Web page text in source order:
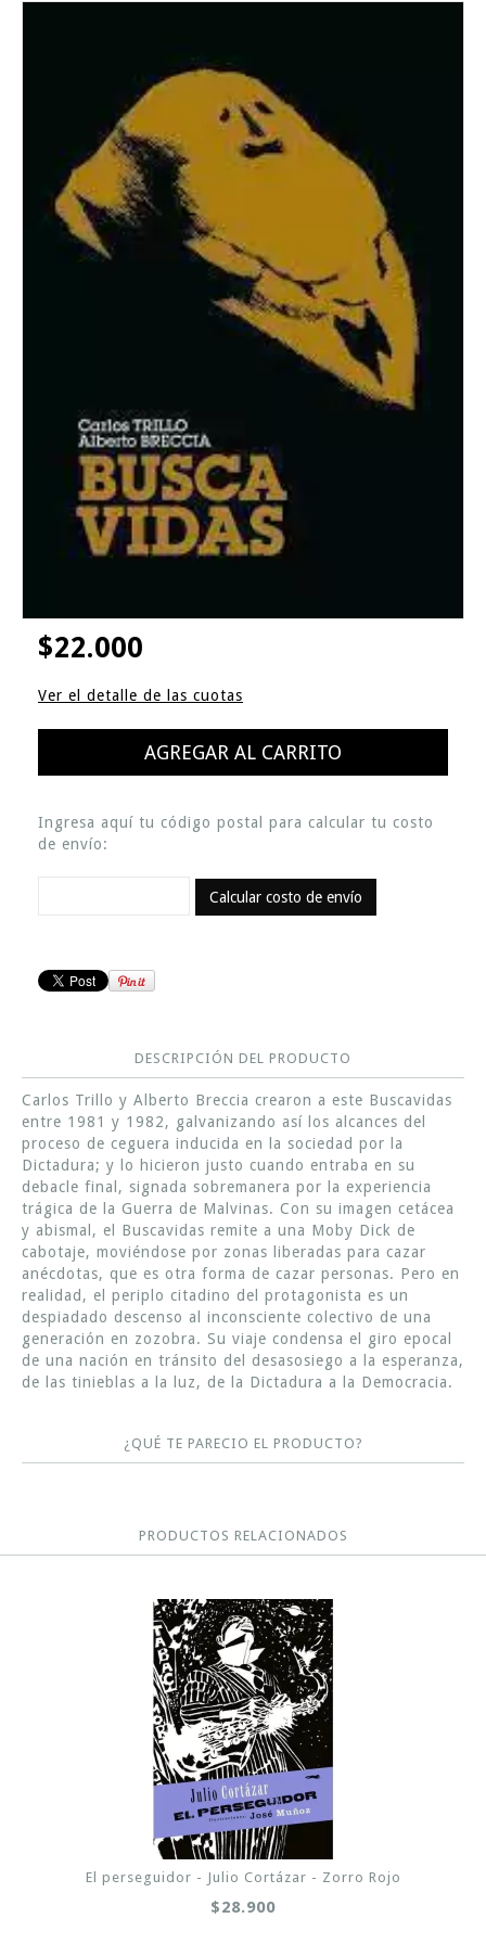
$22.000
Ver el detalle de las cuotas
Ingresa aquí tu código postal para calcular tu costo
de envío:
Calcular costo de envío
DESCRIPCIÓN DEL PRODUCTO
Carlos Trillo y Alberto Breccia crearon a este Buscavidas
entre 1981 y 1982, galvanizando así los alcances del
proceso de ceguera inducida en la sociedad por la
Dictadura; y lo hicieron justo cuando entraba en su
debacle final, signada sobremanera por la experiencia
trágica de la Guerra de Malvinas. Con su imagen cetácea
y abismal, el Buscavidas remite a una Moby Dick de
cabotaje, moviéndose por zonas liberadas para cazar
anécdotas, que es otra forma de cazar personas. Pero en
realidad, el periplo citadino del protagonista es un
despiadado descenso al inconsciente colectivo de una
generación en zozobra. Su viaje condensa el giro epocal
de una nación en tránsito del desasosiego a la esperanza,
de las tinieblas a la luz, de la Dictadura a la Democracia.
¿QUÉ TE PARECIO EL PRODUCTO?
PRODUCTOS RELACIONADOS
El perseguidor - Julio Cortázar - Zorro Rojo
$28.900